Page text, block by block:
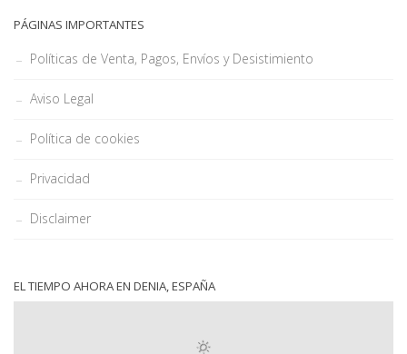
PÁGINAS IMPORTANTES
Políticas de Venta, Pagos, Envíos y Desistimiento
Aviso Legal
Política de cookies
Privacidad
Disclaimer
EL TIEMPO AHORA EN DENIA, ESPAÑA